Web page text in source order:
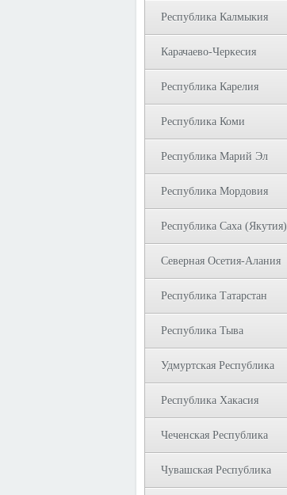
Республика Калмыкия
Карачаево-Черкесия
Республика Карелия
Республика Коми
Республика Марий Эл
Республика Мордовия
Республика Саха (Якутия)
Северная Осетия-Алания
Республика Татарстан
Республика Тыва
Удмуртская Республика
Республика Хакасия
Чеченская Республика
Чувашская Республика